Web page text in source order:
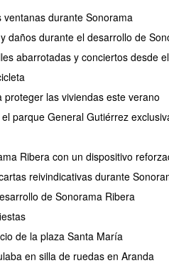
durante Sonorama
daños durante el desarrollo de
abarrotadas y conciertos desde
las viviendas este verano
parque General Gutiérrez
Ribera con un dispositivo
reivindicativas durante
de Sonorama Ribera
de la plaza Santa María
en silla de ruedas en Aranda